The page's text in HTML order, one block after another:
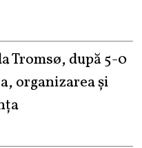
Tromsø, după 5-0
organizarea și